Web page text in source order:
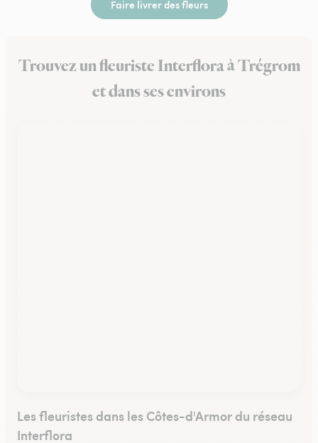
Faire livrer des fleurs
Trouvez un fleuriste Interflora à Trégrom
et dans ses environs
Les fleuristes dans les Côtes-d'Armor du réseau
Interflora